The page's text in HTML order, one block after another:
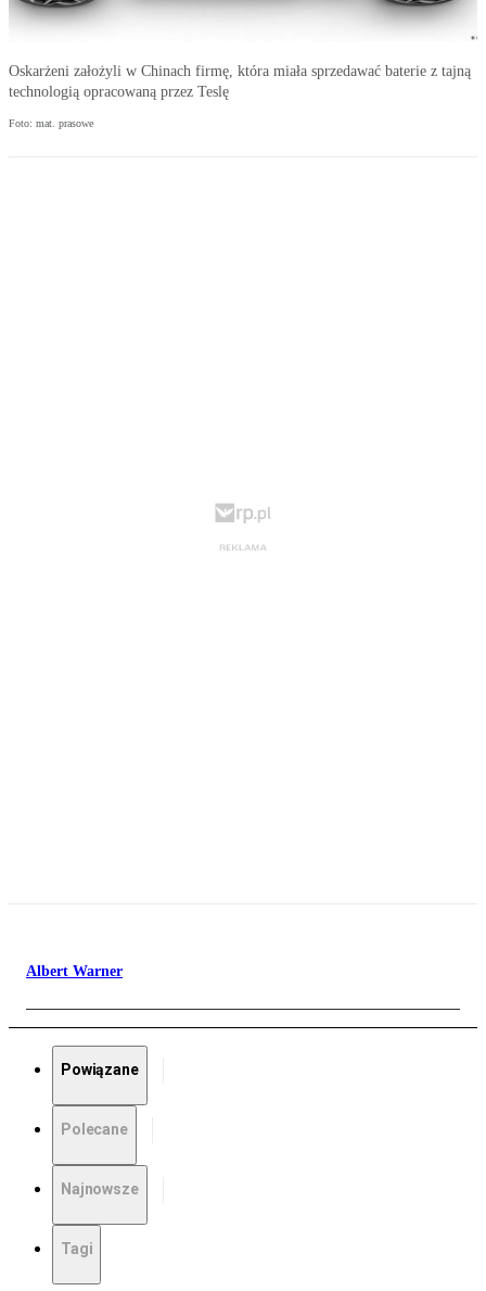
Oskarżeni założyli w Chinach firmę, która miała sprzedawać baterie z tajną
technologią opracowaną przez Teslę
Foto: mat. prasowe
Albert Warner
Powiązane
Polecane
Najnowsze
Tagi